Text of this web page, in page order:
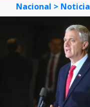
Nacional > Noticia